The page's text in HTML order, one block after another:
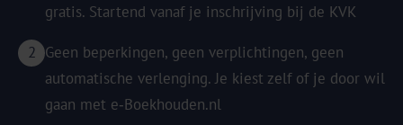
gratis. Startend vanaf je inschrijving bij de KVK
Geen beperkingen, geen verplichtingen, geen
automatische verlenging. Je kiest zelf of je door wil
gaan met e‑Boekhouden.nl